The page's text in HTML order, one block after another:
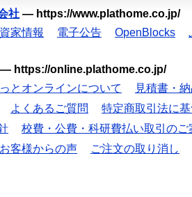
社 — https://www.plathome.co.jp/
家情報 電子公告 OpenBlocks
— https://online.plathome.co.jp/
とオンラインについて
見積書・
よくあるご質問
特定商取引法に
校費・公費・科研費払い取引のご
お客様からの声 ご注文の取り消し